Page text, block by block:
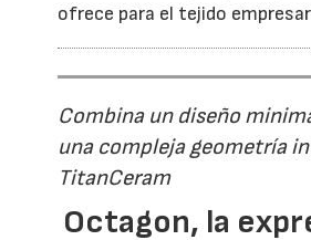
ofrece para el tejido
Combina un diseño
una compleja geometría
TitanCeram
Octagon, la